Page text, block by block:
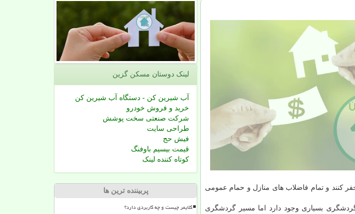
كنند و تمام فاضلاب های منازل و حمام عمومی
بسیاری وجود دارد اما مسیر گردشگری
لینک دوستان مسكن گزین
آب شیرین کن - دستگاه آب شیرین کن
خرید و فروش خودرو
شرکت صنعتی سخت پوشش
طراحی سایت
فیش حج
قیمت بیسیم باوفنگ
کوتاه کننده لینک
پربیننده ترین ها
کلایمر چیست و چه کاربردی دارد؟